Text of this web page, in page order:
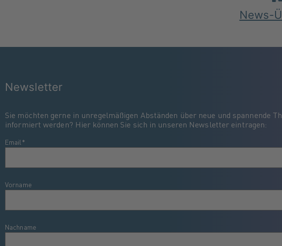
News-
Newsletter
Sie möchten gerne in unregelmäßigen Abständen über neue und spannende
informiert werden? Hier können Sie sich in unseren Newsletter eintragen:
Email *
Vorname
Nachname